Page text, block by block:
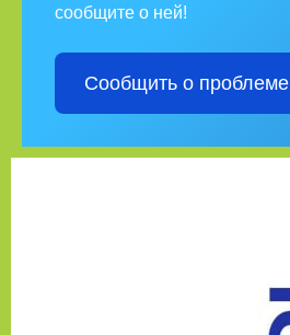
сообщите о ней!
Сообщить о проблеме